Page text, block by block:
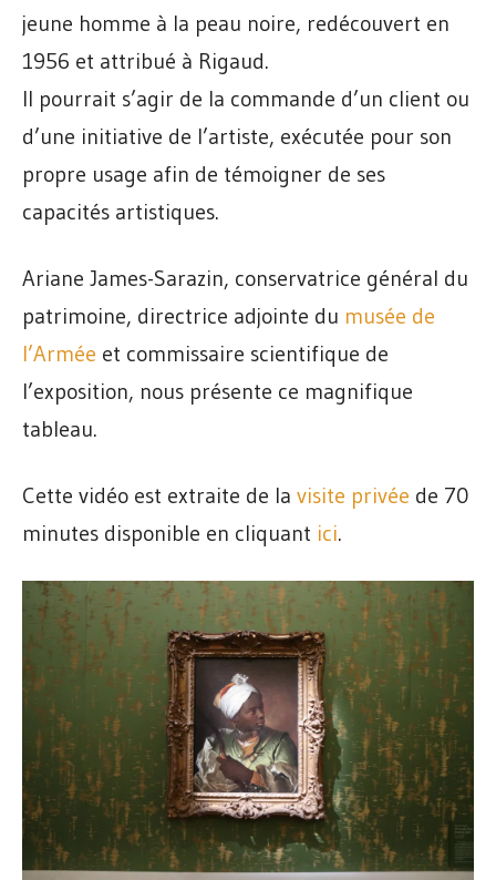
jeune homme à la peau noire, redécouvert en
1956 et attribué à Rigaud.
Il pourrait s’agir de la commande d’un client ou
d’une initiative de l’artiste, exécutée pour son
propre usage afin de témoigner de ses
capacités artistiques.
Ariane James-Sarazin, conservatrice général du
patrimoine, directrice adjointe du musée de
l’Armée et commissaire scientifique de
l’exposition, nous présente ce magnifique
tableau.
Cette vidéo est extraite de la visite privée de 70
minutes disponible en cliquant ici.